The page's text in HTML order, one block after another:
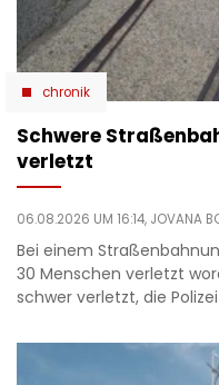
chronik
Schwere
verletzt
06.08.2026 UM 16:14, JOVANA
Bei einem
30 Menschen verletzt
schwer verletzt, die